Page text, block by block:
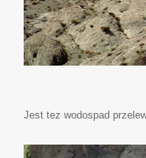
Jest tez wodospad